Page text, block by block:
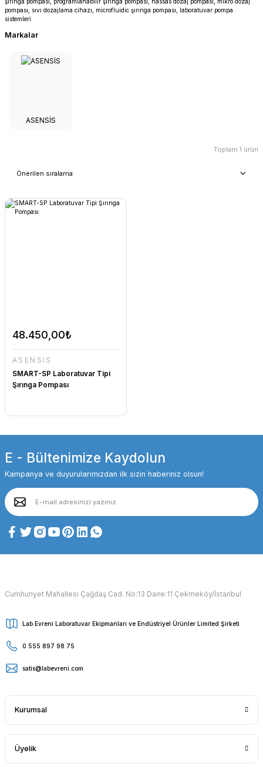
pompası, sıvı dozajlama cihazı, microfluidic şırınga pompası, laboratuvar pompa
sistemleri
Markalar
ASENSİS
Toplam 1 ürün
48.450,00₺
ASENSİS
SMART-SP Laboratuvar Tipi
Şırınga Pompası
E - Bültenimize Kaydolun
Kampanya ve duyurularımızdan ilk sizin haberiniz olsun!
Cumhuriyet Mahallesi Çağdaş Cad. No:13 Daire:11 Çekmeköy/İstanbul
Lab Evreni Laboratuvar Ekipmanları ve Endüstriyel Ürünler Limited Şirketi
0 555 897 98 75
satis@labevreni.com
Kurumsal
Üyelik